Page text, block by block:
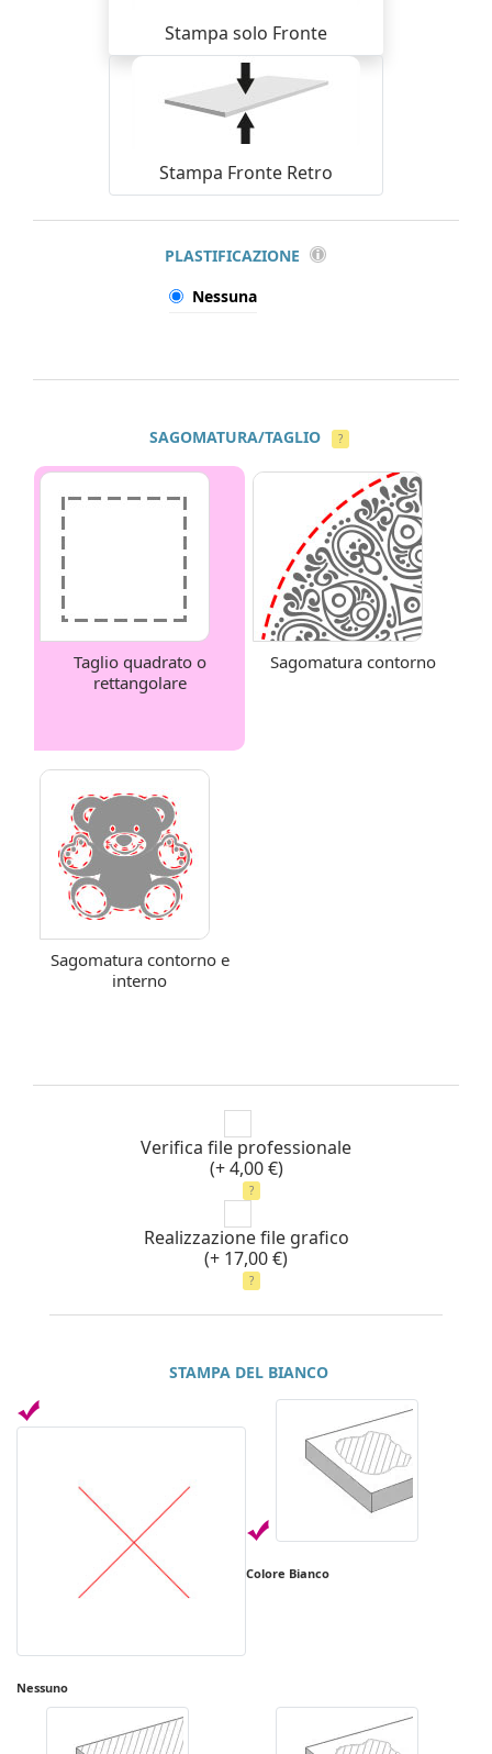
Stampa solo Fronte
Stampa Fronte Retro
PLASTIFICAZIONE
Nessuna
SAGOMATURA/TAGLIO ?
Taglio quadrato o
rettangolare
Sagomatura contorno
Sagomatura contorno e
interno
Verifica file professionale
(+ 4,00 €)
?
Realizzazione file grafico
(+ 17,00 €)
?
STAMPA DEL BIANCO
Nessuno
Colore Bianco